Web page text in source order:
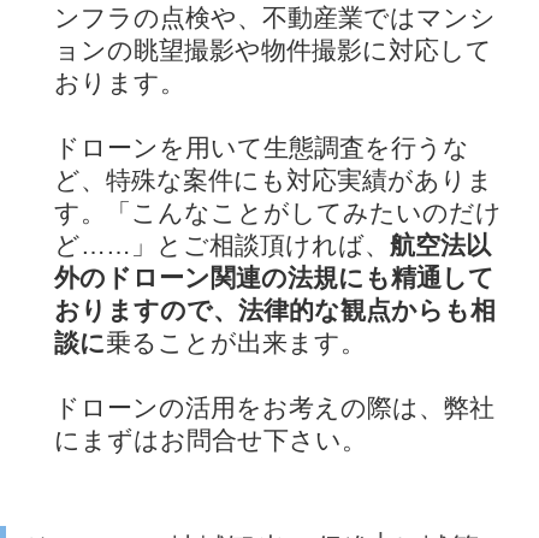
ンフラの点検や、不動産業ではマンシ
ョンの眺望撮影や物件撮影に対応して
おります。
ドローンを用いて生態調査を行うな
ど、特殊な案件にも対応実績がありま
す。「こんなことがしてみたいのだけ
ど……」とご相談頂ければ、 航空法以
外のドローン関連の法規にも精通して
おりますので、法律的な観点からも相
談に乗ることが出来ます。
ドローンの活用をお考えの際は、弊社
にまずはお問合せ下さい。